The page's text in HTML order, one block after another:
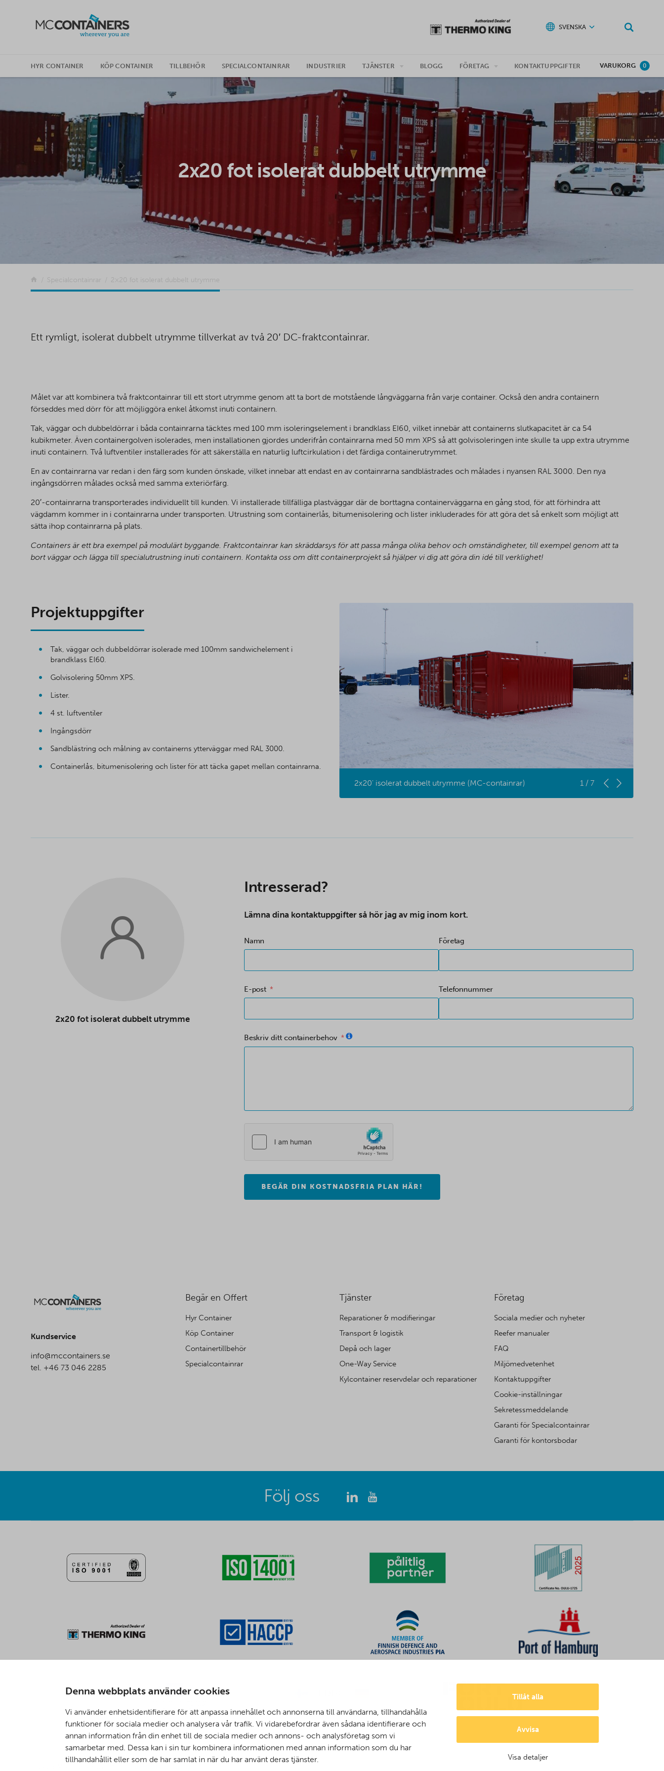
Denna webbplats använder cookies
Vi använder enhetsidentifierare för att anpassa innehållet och annonserna till användarna, tillhandahålla
funktioner för sociala medier och analysera vår trafik. Vi vidarebefordrar även sådana identifierare och
annan information från din enhet till de sociala medier och annons- och analysföretag som vi
samarbetar med. Dessa kan i sin tur kombinera informationen med annan information som du har
tillhandahållit eller som de har samlat in när du har använt deras tjänster.
Tillåt alla
Avvisa
Visa detaljer
SVENSKA
HYR CONTAINER KÖP CONTAINER TILLBEHÖR SPECIALCONTAINRAR INDUSTRIER TJÄNSTER BLOGG FÖRETAG KONTAKTUPPGIFTER VARUKORG 0
2x20 fot isolerat dubbelt utrymme
Tillbaka
Specialcontainrar 2×20 fot isolerat dubbelt utrymme
Ett rymligt, isolerat dubbelt utrymme tillverkat av två 20′ DC-fraktcontainrar.
Målet var att kombinera två fraktcontainrar till ett stort utrymme genom att ta bort de motstående långväggarna från varje container. Också den andra containern
förseddes med dörr för att möjliggöra enkel åtkomst inuti containern.
Tak, väggar och dubbeldörrar i båda containrarna täcktes med 100 mm isoleringselement i brandklass EI60, vilket innebär att containerns slutkapacitet är ca 54
kubikmeter. Även containergolven isolerades, men installationen gjordes underifrån containrarna med 50 mm XPS så att golvisoleringen inte skulle ta upp extra utrymme
inuti containern. Två luftventiler installerades för att säkerställa en naturlig luftcirkulation i det färdiga containerutrymmet.
En av containrarna var redan i den färg som kunden önskade, vilket innebar att endast en av containrarna sandblästrades och målades i nyansen RAL 3000. Den nya
ingångsdörren målades också med samma exteriörfärg.
20′-containrarna transporterades individuellt till kunden. Vi installerade tillfälliga plastväggar där de borttagna containerväggarna en gång stod, för att förhindra att
vägdamm kommer in i containrarna under transporten. Utrustning som containerlås, bitumenisolering och lister inkluderades för att göra det så enkelt som möjligt att
sätta ihop containrarna på plats.
Containers är ett bra exempel på modulärt byggande. Fraktcontainrar kan skräddarsys för att passa många olika behov och omständigheter, till exempel genom att ta
bort väggar och lägga till specialutrustning inuti containern. Kontakta oss om ditt containerprojekt så hjälper vi dig att göra din idé till verklighet!
Projektuppgifter
Tak, väggar och dubbeldörrar isolerade med 100mm sandwichelement i
brandklass EI60.
Golvisolering 50mm XPS.
Lister.
4 st. luftventiler
Ingångsdörr
Sandblästring och målning av containerns ytterväggar med RAL 3000.
Containerlås, bitumenisolering och lister för att täcka gapet mellan containrarna.
2x20' isolerat dubbelt utrymme (MC-containrar) 1 / 7
2x20 fot isolerat dubbelt utrymme
Intresserad?
Lämna dina kontaktuppgifter så hör jag av mig inom kort.
Namn Företag
E-post Telefonnummer
Beskriv ditt containerbehov
BEGÄR DIN KOSTNADSFRIA PLAN HÄR!
Kundservice
info@mccontainers.se
tel. +46 73 046 2285
Begär en Offert
Hyr Container
Köp Container
Containertillbehör
Specialcontainrar
Tjänster
Reparationer & modifieringar
Transport & logistik
Depå och lager
One-Way Service
Kylcontainer reservdelar och reparationer
Företag
Sociala medier och nyheter
Reefer manualer
FAQ
Miljömedvetenhet
Kontaktuppgifter
Cookie-inställningar
Sekretessmeddelande
Garanti för Specialcontainrar
Garanti för kontorsbodar
Följ oss